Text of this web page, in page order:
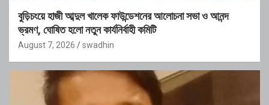
বুড়িচংয়ে হাজী আব্দুল খালেক ফাউন্ডেশনের আলোচনা সভা ও আনন্দ
ভ্রমণ, ঘোষিত হলো নতুন কার্যনির্বাহী কমিটি
August 7, 2026 swadhin